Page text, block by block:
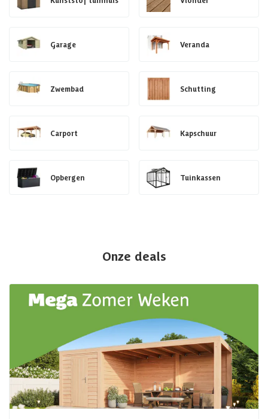
Garage Veranda
Zwembad Schutting
Carport Kapschuur
Opbergen Tuinkassen
Onze deals